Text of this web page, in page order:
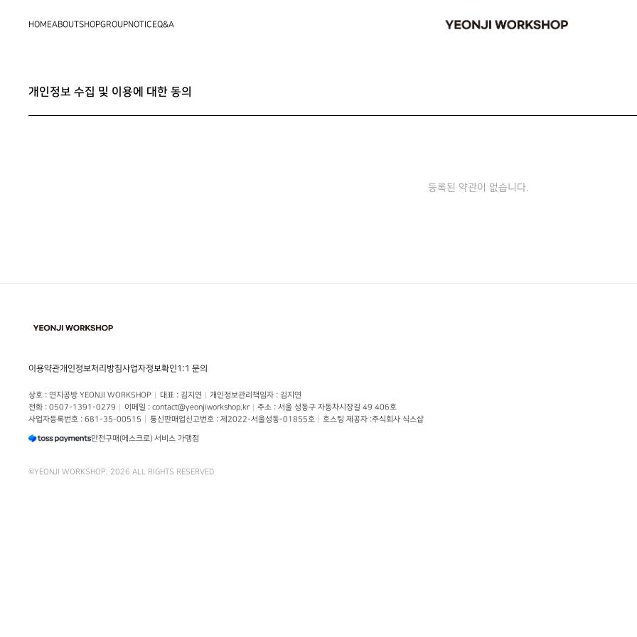
YEONJI WORKSHOP
HOMEABOUTSHOPGROUPNOTICEQ&A
개인정보 수집 및 이용에 대한 동의
등록된 약관이 없습니다.
이용약관개인정보처리방침사업자정보확인1:1 문의
상호 : 연지공방 YEONJI WORKSHOP 대표 : 김지연 개인정보관리책임자 : 김지연
전화 : 0507-1391-0279 이메일 : contact@yeonjiworkshop.kr 주소 : 서울 성동구 자동차시장길 49 406호
사업자등록번호 : 681-35-00515 통신판매업신고번호 : 제2022-서울성동-01855호 호스팅 제공자 :주식회사 식스샵
안전구매(에스크로) 서비스 가맹점
©YEONJI WORKSHOP. 2026 ALL RIGHTS RESERVED